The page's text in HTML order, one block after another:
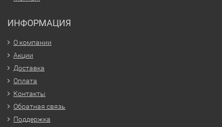
ИНФОРМАЦИЯ
О компании
Акции
Доставка
Оплата
Контакты
Обратная связь
Поддержка